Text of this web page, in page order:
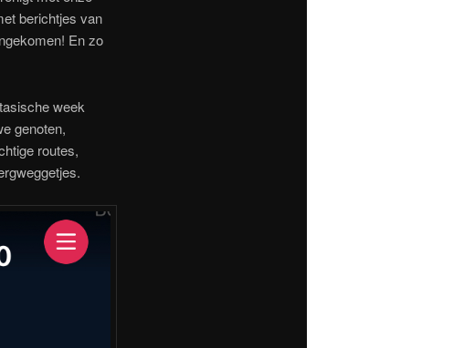
berichtjes van
En zo
week
genoten,
routes,